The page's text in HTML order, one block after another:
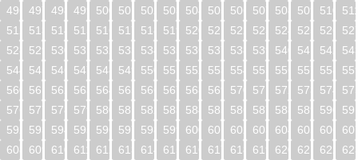
496
497 498 499 500 501 502 503 504 505 506 507 508 509 510
512
513 514 515 516 517 518 519 520 521 522 523 524 525 526
528
529 530 531 532 533 534 535 536 537 538 539 540 541 542
544
545 546 547 548 549 550 551 552 553 554 555 556 557 558
560
561 562 563 564 565 566 567 568 569 570 571 572 573 574
576
577 578 579 580 581 582 583 584 585 586 587 588 589 590
592
593 594 595 596 597 598 599 600 601 602 603 604 605 606
608
609 610 611 612 613 614 615 616 617 618 619 620 621 622